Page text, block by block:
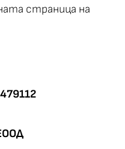
страница на